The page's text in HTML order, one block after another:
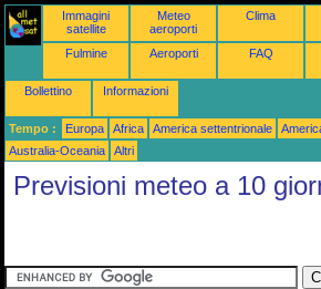
Immagini
satellite
Meteo
aeroporti
Clima
Fulmine Aeroporti FAQ
Bollettino Informazioni
Tempo : Europa Africa America settentrionale
Australia-Oceania
Altri
Previsioni meteo a 10